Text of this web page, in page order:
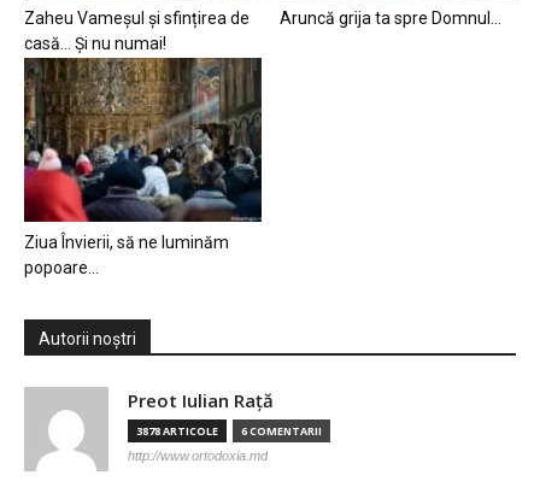
Zaheu Vameșul și sfințirea de
casă… Și nu numai!
Aruncă grija ta spre Domnul…
Ziua Învierii, să ne luminăm
popoare…
Autorii noștri
Preot Iulian Raţă
3878 ARTICOLE 6 COMENTARII
http://www.ortodoxia.md